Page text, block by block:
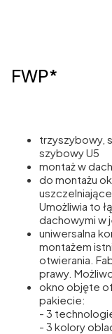
FWP*
trzyszybowy,
szybowy U5
montaż w
do montażu
Umożliwia to
dachowymi w
uniwersalna
montażem
otwierania.
prawy.
okno objęte
pakiecie:
- 3
- 3 kolory